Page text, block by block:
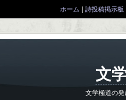
ホーム 詩投稿掲示板
文
文学極道の